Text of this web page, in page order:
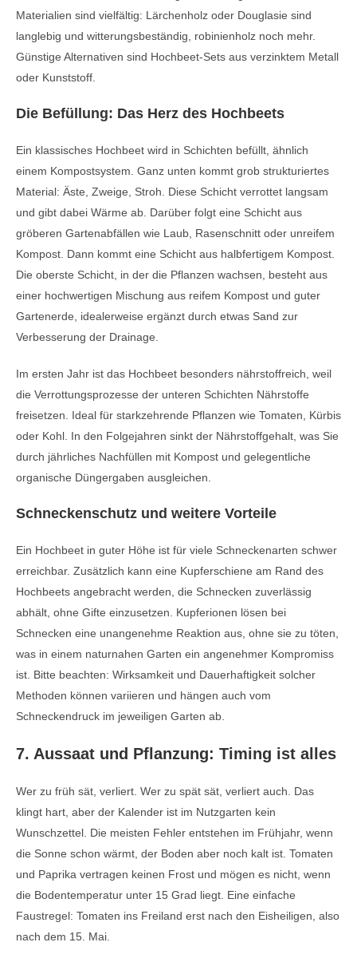
Materialien sind vielfältig: Lärchenholz oder Douglasie sind
langlebig und witterungsbeständig, robinienholz noch mehr.
Günstige Alternativen sind Hochbeet-Sets aus verzinktem Metall
oder Kunststoff.
Die Befüllung: Das Herz des Hochbeets
Ein klassisches Hochbeet wird in Schichten befüllt, ähnlich
einem Kompostsystem. Ganz unten kommt grob strukturiertes
Material: Äste, Zweige, Stroh. Diese Schicht verrottet langsam
und gibt dabei Wärme ab. Darüber folgt eine Schicht aus
gröberen Gartenabfällen wie Laub, Rasenschnitt oder unreifem
Kompost. Dann kommt eine Schicht aus halbfertigem Kompost.
Die oberste Schicht, in der die Pflanzen wachsen, besteht aus
einer hochwertigen Mischung aus reifem Kompost und guter
Gartenerde, idealerweise ergänzt durch etwas Sand zur
Verbesserung der Drainage.
Im ersten Jahr ist das Hochbeet besonders nährstoffreich, weil
die Verrottungsprozesse der unteren Schichten Nährstoffe
freisetzen. Ideal für starkzehrende Pflanzen wie Tomaten, Kürbis
oder Kohl. In den Folgejahren sinkt der Nährstoffgehalt, was Sie
durch jährliches Nachfüllen mit Kompost und gelegentliche
organische Düngergaben ausgleichen.
Schneckenschutz und weitere Vorteile
Ein Hochbeet in guter Höhe ist für viele Schneckenarten schwer
erreichbar. Zusätzlich kann eine Kupferschiene am Rand des
Hochbeets angebracht werden, die Schnecken zuverlässig
abhält, ohne Gifte einzusetzen. Kupferionen lösen bei
Schnecken eine unangenehme Reaktion aus, ohne sie zu töten,
was in einem naturnahen Garten ein angenehmer Kompromiss
ist. Bitte beachten: Wirksamkeit und Dauerhaftigkeit solcher
Methoden können variieren und hängen auch vom
Schneckendruck im jeweiligen Garten ab.
7. Aussaat und Pflanzung: Timing ist alles
Wer zu früh sät, verliert. Wer zu spät sät, verliert auch. Das
klingt hart, aber der Kalender ist im Nutzgarten kein
Wunschzettel. Die meisten Fehler entstehen im Frühjahr, wenn
die Sonne schon wärmt, der Boden aber noch kalt ist. Tomaten
und Paprika vertragen keinen Frost und mögen es nicht, wenn
die Bodentemperatur unter 15 Grad liegt. Eine einfache
Faustregel: Tomaten ins Freiland erst nach den Eisheiligen, also
nach dem 15. Mai.